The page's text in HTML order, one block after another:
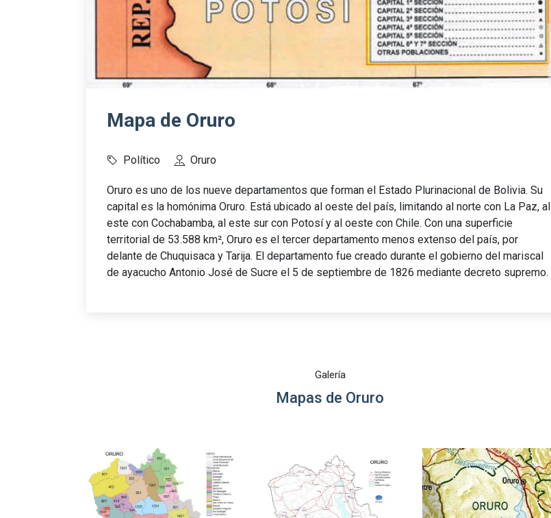
Mapa de Oruro
Político Oruro
Oruro es uno de los nueve departamentos que forman el Estado Plurinacional de Bolivia. Su
capital es la homónima Oruro. Está ubicado al oeste del país, limitando al norte con La Paz, al
este con Cochabamba, al este sur con Potosí y al oeste con Chile. Con una superficie
territorial de 53.588 km², Oruro es el tercer departamento menos extenso del país, por
delante de Chuquisaca y Tarija. El departamento fue creado durante el gobierno del mariscal
de ayacucho Antonio José de Sucre el 5 de septiembre de 1826 mediante decreto supremo.
Galería
Mapas de Oruro